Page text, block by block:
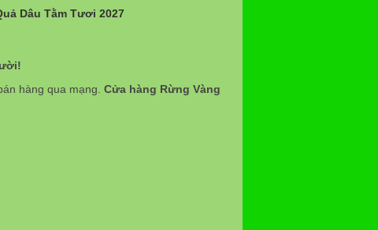
Dâu Tằm Tươi 2027
hàng qua mạng. Cửa hàng Rừng Vàng